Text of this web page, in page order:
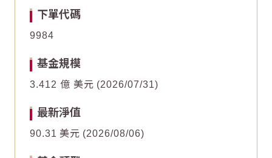
Line chart with 63 data points.
The chart has 1 Y axis displaying values. Data ranges
2026/05/062026/05/21
Line chart with 63 data points.
The chart has 1 Y axis displaying values. Data ranges
2026/05/062026/05/21
下單代碼
9984
基金規模
3.412 億 美元 2026/07/31
最新淨值
90.31 美元 2026/08/06